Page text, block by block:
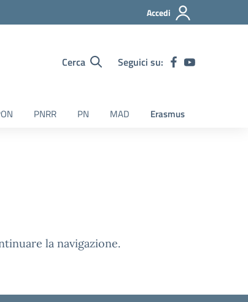
Accedi
Cerca Seguici su:
PNRR PN MAD Erasmus
la navigazione.